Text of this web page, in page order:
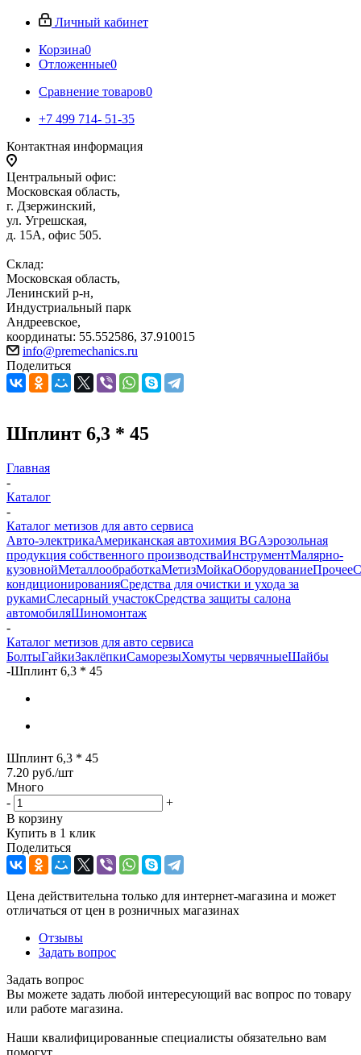
Личный кабинет
Корзина0
Отложенные0
Сравнение товаров0
+7 499 714- 51-35
Контактная информация
Центральный офис:
Московская область,
г. Дзержинский,
ул. Угрешская,
д. 15А, офис 505.
Склад:
Московская область,
Ленинский р-н,
Индустриальный парк
Андреевское,
координаты: 55.552586, 37.910015
info@premechanics.ru
Поделиться
Шплинт 6,3 * 45
Главная
-
Каталог
-
Каталог метизов для авто сервиса
Авто-электрикаАмериканская автохимия BGАэрозольная
продукция собственного производстваИнструментМалярно-
кузовнойМеталлообработкаМетизМойкаОборудованиеПрочее
кондиционированияСредства для очистки и ухода за
рукамиСлесарный участокСредства защиты салона
автомобиляШиномонтаж
-
Каталог метизов для авто сервиса
БолтыГайкиЗаклёпкиСаморезыХомуты червячныеШайбы
-Шплинт 6,3 * 45
Шплинт 6,3 * 45
7.20 руб./шт
Много
-
+
В корзину
Купить в 1 клик
Поделиться
Цена действительна только для интернет-магазина и может
отличаться от цен в розничных магазинах
Отзывы
Задать вопрос
Задать вопрос
Вы можете задать любой интересующий вас вопрос по товару
или работе магазина.
Наши квалифицированные специалисты обязательно вам
помогут.